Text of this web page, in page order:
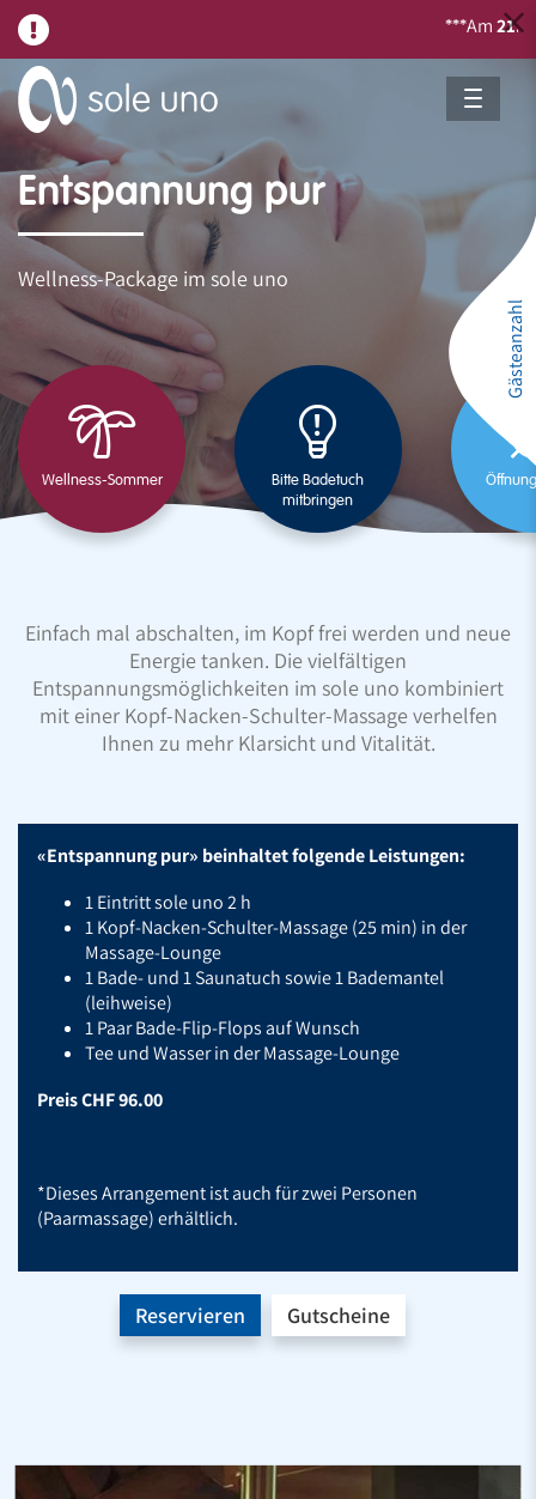
***Am21.08.
Entspannung pur
Wellness-Package im sole uno
Wellness-Sommer
Bitte Badetuch
mitbringen
Einfach mal abschalten, im Kopf frei werden und neue
Energie tanken. Die vielfältigen
Entspannungsmöglichkeiten im sole uno kombiniert
mit einer Kopf-Nacken-Schulter-Massage verhelfen
Ihnen zu mehr Klarsicht und Vitalität.
«Entspannung pur» beinhaltet folgende Leistungen:
1 Eintritt sole uno 2 h
1 Kopf-Nacken-Schulter-Massage (25 min) in der
Massage-Lounge
1 Bade- und 1 Saunatuch sowie 1 Bademantel
(leihweise)
1 Paar Bade-Flip-Flops auf Wunsch
Tee und Wasser in der Massage-Lounge
Preis CHF 96.00
*Dieses Arrangement ist auch für zwei Personen
(Paarmassage) erhältlich.
Reservieren Gutscheine
Gästeanzahl